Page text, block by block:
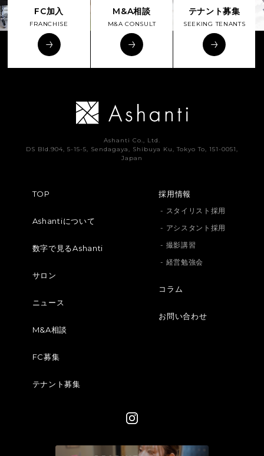
FC加入
FRANCHISE
M&A相談
M&A CONSULT
テナント募集
SEEKING TENANTS
Ashanti Co., Ltd.
DS Bld.904, 5-15-5, Sendagaya, Shibuya Ku, Tokyo To, 151-0051,
Japan
TOP
Ashantiについて
数字で見るAshanti
サロン
ニュース
M&A相談
FC募集
テナント募集
採用情報
- スタイリスト採用
- アシスタント採用
- 撮影講習
- 経営勉強会
コラム
お問い合わせ